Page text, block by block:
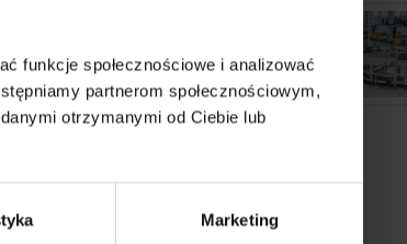
funkcje społecznościowe i analizować
partnerom społecznościowym,
otrzymanymi od Ciebie lub
Marketing